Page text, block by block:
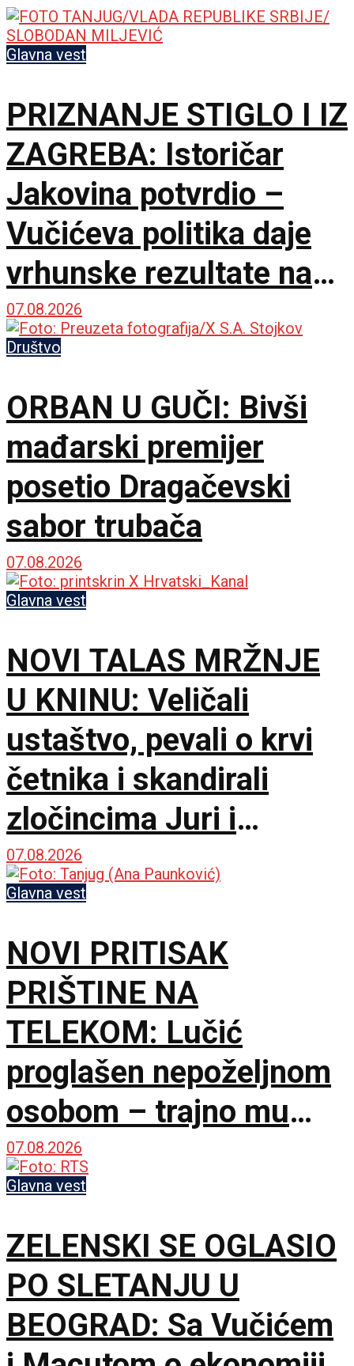
Glavna vest
PRIZNANJE STIGLO I IZ
ZAGREBA: Istoričar
Jakovina potvrdio –
Vučićeva politika daje
vrhunske rezultate na
međunarodnoj sceni
07.08.2026
Društvo
ORBAN U GUČI: Bivši
mađarski premijer
posetio Dragačevski
sabor trubača
07.08.2026
Glavna vest
NOVI TALAS MRŽNJE
U KNINU: Veličali
ustaštvo, pevali o krvi
četnika i skandirali
zločincima Juri i
Bobanu
07.08.2026
Glavna vest
NOVI PRITISAK
PRIŠTINE NA
TELEKOM: Lučić
proglašen nepoželjnom
osobom – trajno mu
zabranjen ulazak na
KiM
07.08.2026
Glavna vest
ZELENSKI SE OGLASIO
PO SLETANJU U
BEOGRAD: Sa Vučićem